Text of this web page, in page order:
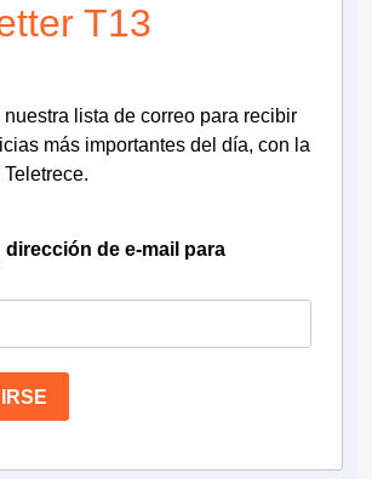
T13
nuestra lista de correo para recibir
más importantes del día, con la
dirección de e-mail para